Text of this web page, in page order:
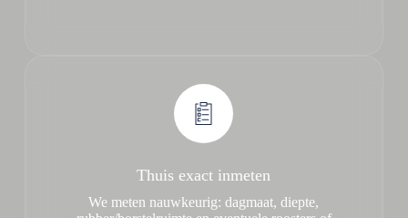
Thuis exact inmeten
We meten nauwkeurig: dagmaat, diepte,